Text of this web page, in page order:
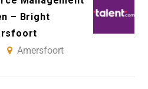
– Bright
Amersfoort